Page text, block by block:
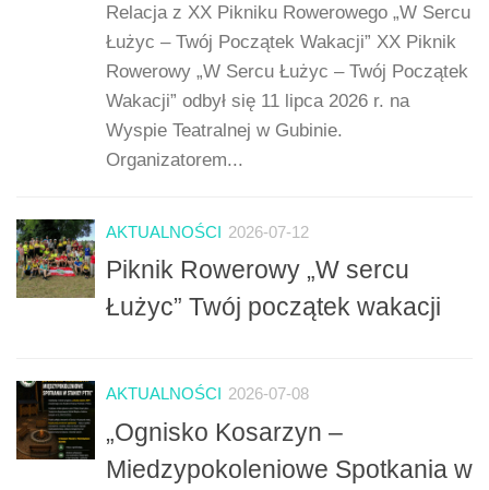
Relacja z XX Pikniku Rowerowego „W Sercu
Łużyc – Twój Początek Wakacji” XX Piknik
Rowerowy „W Sercu Łużyc – Twój Początek
Wakacji” odbył się 11 lipca 2026 r. na
Wyspie Teatralnej w Gubinie.
Organizatorem...
AKTUALNOŚCI 2026-07-12
Piknik Rowerowy „W sercu
Łużyc” Twój początek wakacji
AKTUALNOŚCI 2026-07-08
„Ognisko Kosarzyn –
Miedzypokoleniowe Spotkania w